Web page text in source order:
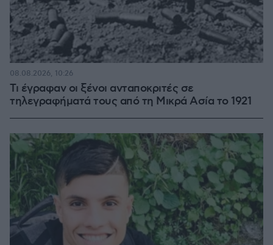
Τι έγραφαν οι ξένοι ανταποκριτές σε
τηλεγραφήματά τους από τη Μικρά Ασία το 1921
08.08.2026, 10:26